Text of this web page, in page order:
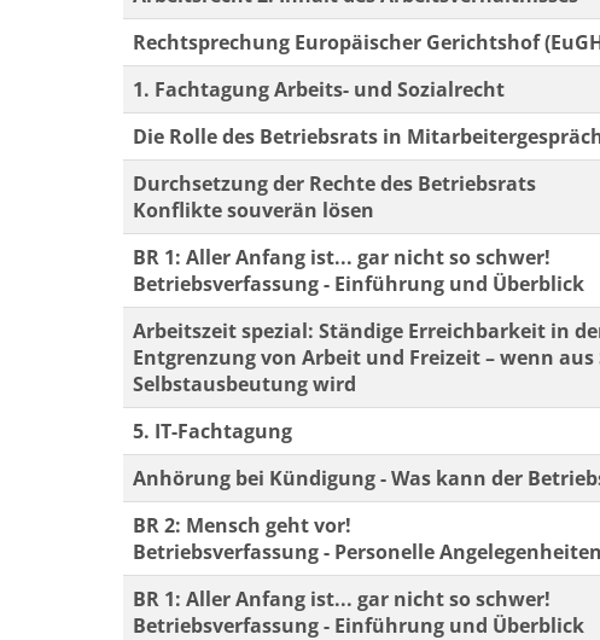
Rechtsprechung Europäischer Gerichtshof
1. Fachtagung Arbeits- und Sozialrecht
Die Rolle des Betriebsrats in
Durchsetzung der Rechte des Betriebsrats
Konflikte souverän lösen
BR 1: Aller Anfang ist... gar nicht so schwer!
Betriebsverfassung - Einführung und Überblick
Arbeitszeit spezial: Ständige Erreichbarkeit in
Entgrenzung von Arbeit und Freizeit – wenn
Selbstausbeutung wird
5. IT-Fachtagung
Anhörung bei Kündigung - Was kann der
BR 2: Mensch geht vor!
Betriebsverfassung - Personelle Angelegenheiten
BR 1: Aller Anfang ist... gar nicht so schwer!
Betriebsverfassung - Einführung und Überblick